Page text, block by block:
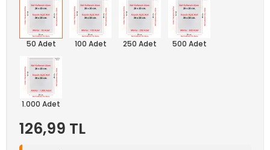
50 Adet 100 Adet 250 Adet 500 Adet
1.000 Adet
126,99 TL